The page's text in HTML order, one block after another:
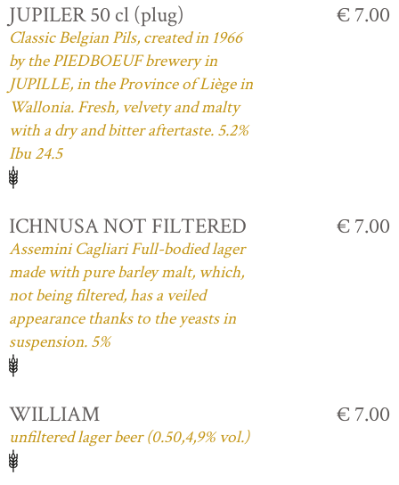
JUPILER 50 cl (plug)
Classic Belgian Pils, created in 1966
by the PIEDBOEUF brewery in
JUPILLE, in the Province of Liège in
Wallonia. Fresh, velvety and malty
with a dry and bitter aftertaste. 5.2%
Ibu 24.5
€ 7.00
ICHNUSA NOT FILTERED
Assemini Cagliari Full-bodied lager
made with pure barley malt, which,
not being filtered, has a veiled
appearance thanks to the yeasts in
suspension. 5%
€ 7.00
WILLIAM
unfiltered lager beer (0.50,4,9% vol.)
€ 7.00